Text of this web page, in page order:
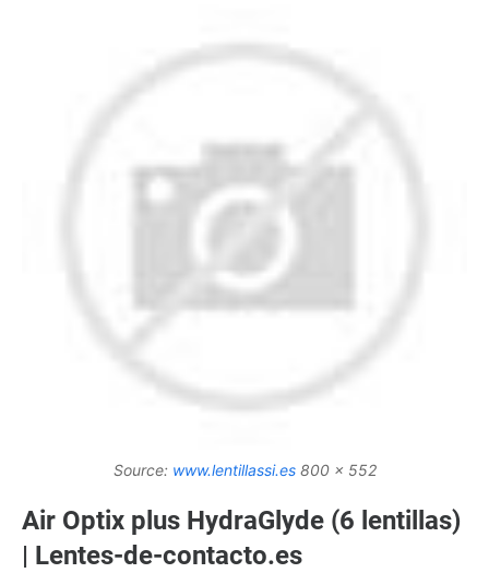
Source: www.lentillassi.es800 x 552
Air Optix plus HydraGlyde (6 lentillas)
| Lentes-de-contacto.es